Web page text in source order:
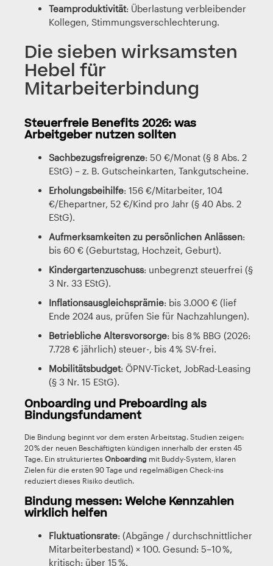
Teamproduktivität: Überlastung verbleibender
Kollegen, Stimmungsverschlechterung.
Die sieben wirksamsten
Hebel für
Mitarbeiterbindung
Steuerfreie Benefits 2026: was
Arbeitgeber nutzen sollten
Sachbezugsfreigrenze: 50 €/Monat (§ 8 Abs. 2
EStG) – z. B. Gutscheinkarten, Tankgutscheine.
Erholungsbeihilfe: 156 €/Mitarbeiter, 104
€/Ehepartner, 52 €/Kind pro Jahr (§ 40 Abs. 2
EStG).
Aufmerksamkeiten zu persönlichen Anlässen:
bis 60 € (Geburtstag, Hochzeit, Geburt).
Kindergartenzuschuss: unbegrenzt steuerfrei (§
3 Nr. 33 EStG).
Inflationsausgleichsprämie: bis 3.000 € (lief
Ende 2024 aus, prüfen Sie für Nachzahlungen).
Betriebliche Altersvorsorge: bis 8 % BBG (2026:
7.728 € jährlich) steuer-, bis 4 % SV-frei.
Mobilitätsbudget: ÖPNV-Ticket, JobRad-Leasing
(§ 3 Nr. 15 EStG).
Onboarding und Preboarding als
Bindungsfundament
Die Bindung beginnt vor dem ersten Arbeitstag. Studien zeigen:
20 % der neuen Beschäftigten kündigen innerhalb der ersten 45
Tage. Ein strukturiertes Onboarding mit Buddy-System, klaren
Zielen für die ersten 90 Tage und regelmäßigen Check-ins
reduziert dieses Risiko deutlich.
Bindung messen: Welche Kennzahlen
wirklich helfen
Fluktuationsrate: (Abgänge / durchschnittlicher
Mitarbeiterbestand) × 100. Gesund: 5–10 %,
kritisch: über 15 %.